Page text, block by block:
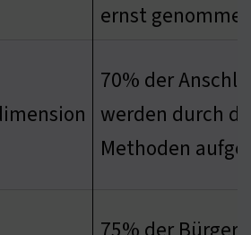
ernst
70% der
werden durch
Methoden